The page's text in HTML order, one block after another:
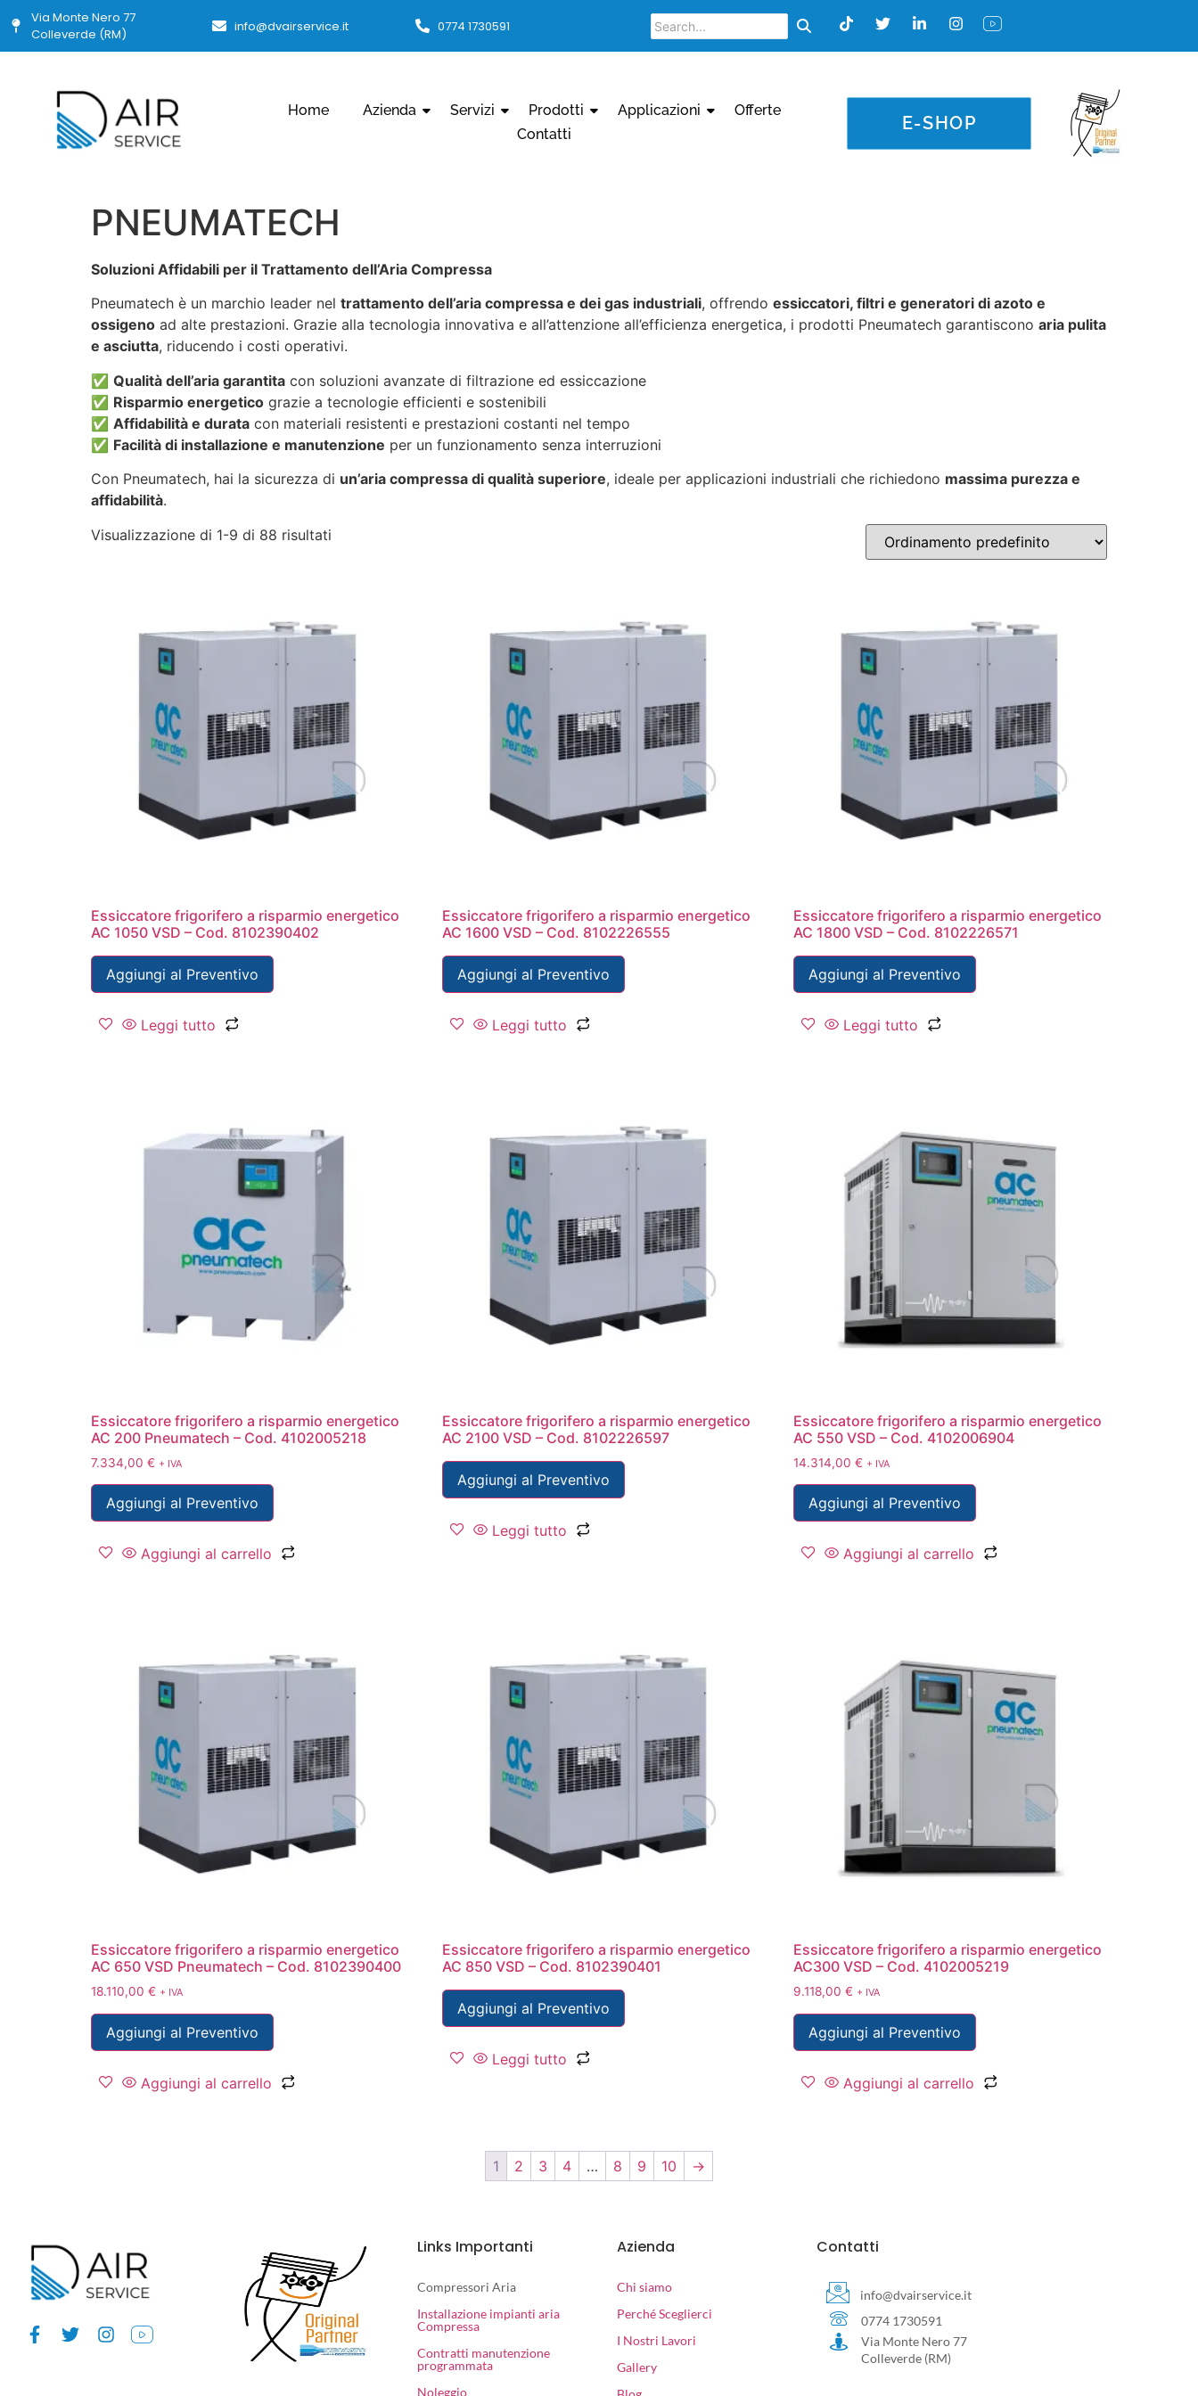
Via Monte Nero 77
Colleverde (RM)
info@dvairservice.it 0774 1730591
Home Azienda Servizi Prodotti Applicazioni
Offerte
Contatti
E-SHOP
PNEUMATECH
Soluzioni Affidabili per il Trattamento dell’Aria Compressa
Pneumatech è un marchio leader nel trattamento dell’aria compressa e dei gas industriali, offrendo essiccatori, filtri e generatori di azoto e
ossigeno ad alte prestazioni. Grazie alla tecnologia innovativa e all’attenzione all’efficienza energetica, i prodotti Pneumatech garantiscono aria pulita
e asciutta, riducendo i costi operativi.
✅ Qualità dell’aria garantita con soluzioni avanzate di filtrazione ed essiccazione
✅ Risparmio energetico grazie a tecnologie efficienti e sostenibili
✅ Affidabilità e durata con materiali resistenti e prestazioni costanti nel tempo
✅ Facilità di installazione e manutenzione per un funzionamento senza interruzioni
Con Pneumatech, hai la sicurezza di un’aria compressa di qualità superiore, ideale per applicazioni industriali che richiedono massima purezza e
affidabilità.
Visualizzazione di 1-9 di 88 risultati
Essiccatore frigorifero a risparmio energetico
AC 1050 VSD – Cod. 8102390402
Aggiungi al Preventivo
Leggi tutto
Essiccatore frigorifero a risparmio energetico
AC 1600 VSD – Cod. 8102226555
Aggiungi al Preventivo
Leggi tutto
Essiccatore frigorifero a risparmio energetico
AC 1800 VSD – Cod. 8102226571
Aggiungi al Preventivo
Leggi tutto
Essiccatore frigorifero a risparmio energetico
AC 200 Pneumatech – Cod. 4102005218
7.334,00 € + IVA
Aggiungi al Preventivo
Aggiungi al carrello
Essiccatore frigorifero a risparmio energetico
AC 2100 VSD – Cod. 8102226597
Aggiungi al Preventivo
Leggi tutto
Essiccatore frigorifero a risparmio energetico
AC 550 VSD – Cod. 4102006904
14.314,00 € + IVA
Aggiungi al Preventivo
Aggiungi al carrello
Essiccatore frigorifero a risparmio energetico
AC 650 VSD Pneumatech – Cod. 8102390400
18.110,00 € + IVA
Aggiungi al Preventivo
Aggiungi al carrello
Essiccatore frigorifero a risparmio energetico
AC 850 VSD – Cod. 8102390401
Aggiungi al Preventivo
Leggi tutto
Essiccatore frigorifero a risparmio energetico
AC300 VSD – Cod. 4102005219
9.118,00 € + IVA
Aggiungi al Preventivo
Aggiungi al carrello
1 2 3 4 … 8 9 10 →
Links Importanti
Compressori Aria
Installazione impianti aria
Compressa
Contratti manutenzione
programmata
Noleggio
Azienda
Chi siamo
Perché Sceglierci
I Nostri Lavori
Gallery
Contatti
info@dvairservice.it
0774 1730591
Via Monte Nero 77
Colleverde (RM)